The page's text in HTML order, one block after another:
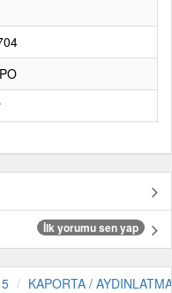
İlk yorumu sen yap
KAPORTA / AYDINLATMA